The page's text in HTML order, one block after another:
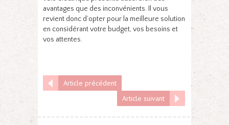
avantages que des inconvénients. Il vous
revient donc d’opter pour la meilleure solution
en considérant votre budget, vos besoins et
vos attentes.
Article précédent
Article suivant